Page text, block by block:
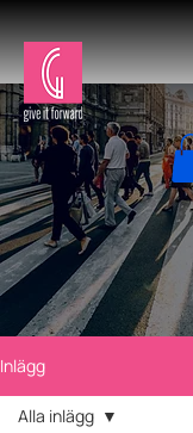
Inlägg
Alla inlägg